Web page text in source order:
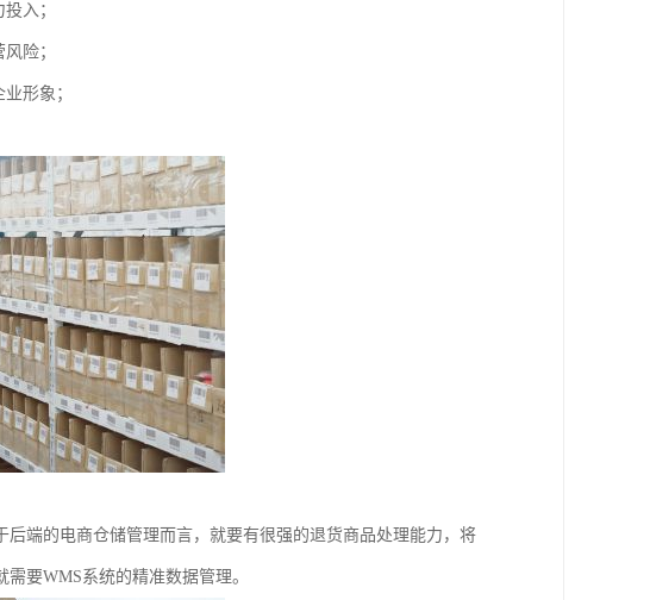
入；
险；
形象；
端的电商仓储管理而言，就要有很强的退货商品处理能力，将
要WMS系统的精准数据管理。